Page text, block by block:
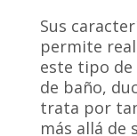
Sus
permite
este tipo de
de baño,
trata por
más allá de